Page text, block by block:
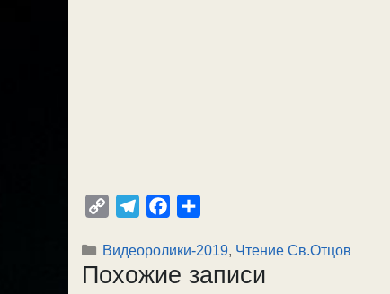
p
y
l
e
c
e
п
р
Рубрики
Видеоролики-2019, Чтение Св.Отцов
Похожие записи